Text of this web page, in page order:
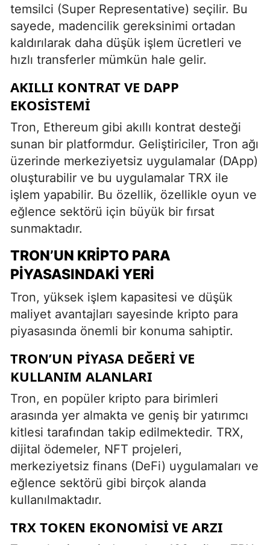
temsilci (Super Representative) seçilir. Bu
sayede, madencilik gereksinimi ortadan
kaldırılarak daha düşük işlem ücretleri ve
hızlı transferler mümkün hale gelir.
AKILLI KONTRAT VE DAPP
EKOSISTEMI
Tron, Ethereum gibi akıllı kontrat desteği
sunan bir platformdur. Geliştiriciler, Tron ağı
üzerinde merkeziyetsiz uygulamalar (DApp)
oluşturabilir ve bu uygulamalar TRX ile
işlem yapabilir. Bu özellik, özellikle oyun ve
eğlence sektörü için büyük bir fırsat
sunmaktadır.
TRON’UN KRIPTO PARA
PIYASASINDAKI YERI
Tron, yüksek işlem kapasitesi ve düşük
maliyet avantajları sayesinde kripto para
piyasasında önemli bir konuma sahiptir.
TRON’UN PIYASA DEĞERI VE
KULLANIM ALANLARI
Tron, en popüler kripto para birimleri
arasında yer almakta ve geniş bir yatırımcı
kitlesi tarafından takip edilmektedir. TRX,
dijital ödemeler, NFT projeleri,
merkeziyetsiz finans (DeFi) uygulamaları ve
eğlence sektörü gibi birçok alanda
kullanılmaktadır.
TRX TOKEN EKONOMISI VE ARZI